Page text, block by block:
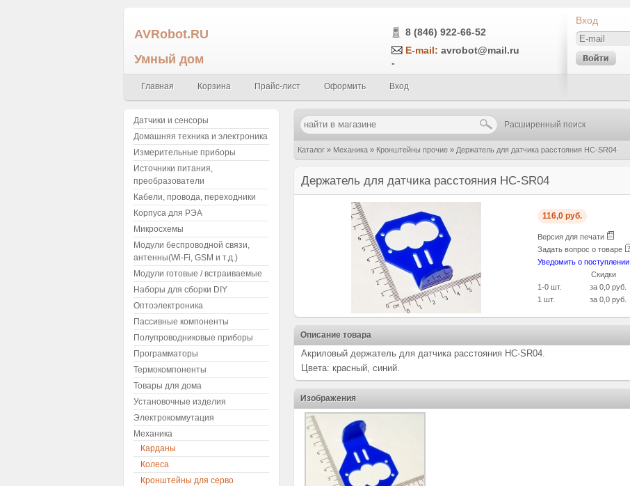
AVRobot.RU
Умный дом
8 (846) 922-66-52
E-mail: avrobot@mail.ru
-
Главная Корзина Прайс-лист Оформить Вход
Вход
Расширенный поиск
Каталог » Механика » Кронштейны прочие » Держатель для датчика расстояния HC-SR04
Держатель для датчика расстояния HC-SR04
116,0 руб.
Версия для печати
Задать вопрос о товаре
Уведомить о поступлении
Скидки
1-0 шт.
за 0,0 руб.
1 шт.
за 0,0 руб.
Описание товара
Акриловый держатель для датчика расстояния HC-SR04.
Цвета: красный, синий.
Изображения
Датчики и сенсоры
Домашняя техника и электроника
Измерительные приборы
Источники питания,
преобразователи
Кабели, провода, переходники
Корпуса для РЭА
Микросхемы
Модули беспроводной связи,
антенны(Wi-Fi, GSM и т.д.)
Модули готовые / встраиваемые
Наборы для сборки DIY
Оптоэлектроника
Пассивные компоненты
Полупроводниковые приборы
Программаторы
Термокомпоненты
Товары для дома
Установочные изделия
Электрокоммутация
Механика
Карданы
Колеса
Кронштейны для серво